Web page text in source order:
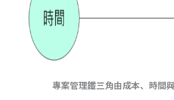
專案管理鐵三角由成本、時間